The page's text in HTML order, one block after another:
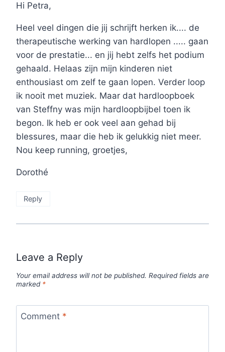
Hi Petra,
Heel veel dingen die jij schrijft herken ik.... de
therapeutische werking van hardlopen ..... gaan
voor de prestatie... en jij hebt zelfs het podium
gehaald. Helaas zijn mijn kinderen niet
enthousiast om zelf te gaan lopen. Verder loop
ik nooit met muziek. Maar dat hardloopboek
van Steffny was mijn hardloopbijbel toen ik
begon. Ik heb er ook veel aan gehad bij
blessures, maar die heb ik gelukkig niet meer.
Nou keep running, groetjes,
Dorothé
Reply
Leave a Reply
Your email address will not be published. Required fields are
marked *
Comment *